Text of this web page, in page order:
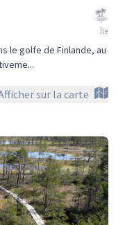
Île
le golfe de Finlande, au
sur la carte